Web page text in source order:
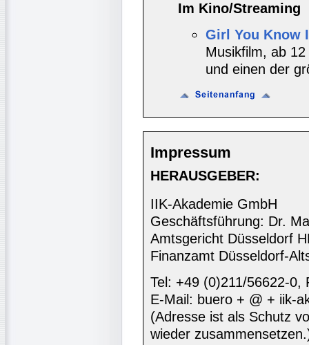
Im Kino/Streaming
Girl You Know
Musikfilm, ab
und einen der
Impressum
HERAUSGEBER:
IIK-Akademie GmbH
Geschäftsführung: Dr.
Amtsgericht Düsseldorf
Finanzamt Düsseldorf-
Tel: +49 (0)211/56622-0,
E-Mail: buero + @ + iik-
(Adresse ist als Schutz
wieder